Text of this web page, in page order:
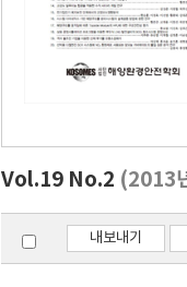
Vol.19 No.2 (2013
내보내기